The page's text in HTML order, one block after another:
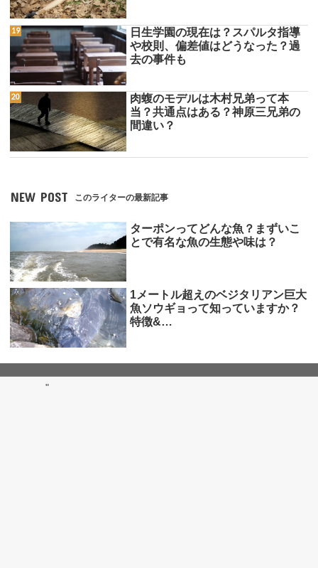
日生学園の現在は？スパルタ指導
や校則、偏差値はどうなった？過
去の事件も
肉蝮のモデルは木村兄弟って本
当？共通点はある？神原三兄弟の
間違い？
NEW POST このライターの最新記事
ターポンってどんな魚？まずいこ
とで有名な魚の生態や味は？
1メートル超えのベジタリアン巨大
魚ソウギョって知っていますか？
特徴&…
"